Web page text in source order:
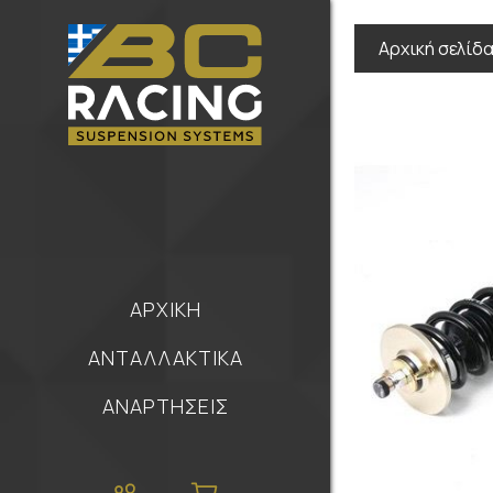
ΑΡΧΙΚΗ
ΑΝΤΑΛΛΑΚΤΙΚΑ
ΑΝΑΡΤΗΣΕΙΣ
Αρχική σελίδα